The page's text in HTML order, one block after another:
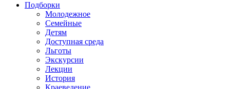
Подборки
Молодежное
Семейные
Детям
Доступная среда
Льготы
Экскурсии
Лекции
История
Краеведение